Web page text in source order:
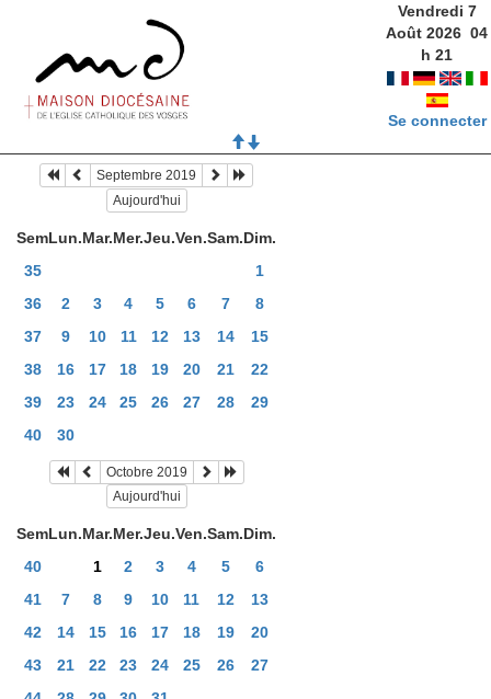
Vendredi 7
Août 2026 04
h21
Se connecter
Septembre 2019
Aujourd'hui
SemLun.Mar.Mer.Jeu.Ven.Sam.Dim.
35
1
36
2 3 4 5 6 7
8
37
9 10 11 12 13 14
15
38
16 17 18 19 20 21
22
39
23 24 25 26 27 28
29
40
30
Octobre 2019
Aujourd'hui
SemLun.Mar.Mer.Jeu.Ven.Sam.Dim.
40
1 2 3 4 5
6
41
7 8 9 10 11 12
13
42
14 15 16 17 18 19
20
43
21 22 23 24 25 26
27